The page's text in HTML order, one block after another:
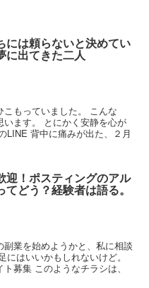
には頼らないと決めてい
に出てきた二人
もっていました。 こんな
ます。 とにかく安静を心が
LINE 背中に痛みが出た、２月
迎！ポスティングのアル
てどう？経験者は語る。
業を始めようかと、私に相談
はいいかもしれないけど。
募集 このようなチラシは、